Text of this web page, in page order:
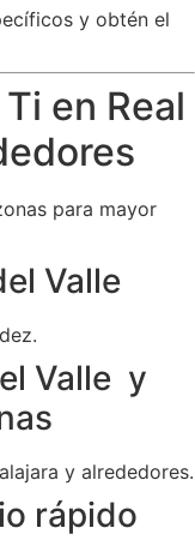
y obtén el
en Real
para mayor
Valle
Valle y
y alrededores.
rápido